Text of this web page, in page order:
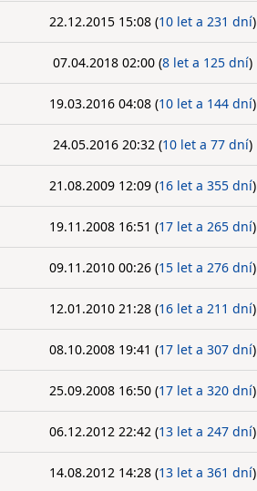
22.12.2015 15:08 (10 let a 231 dní)
07.04.2018 02:00 (8 let a 125 dní)
19.03.2016 04:08 (10 let a 144 dní)
24.05.2016 20:32 (10 let a 77 dní)
21.08.2009 12:09 (16 let a 355 dní)
19.11.2008 16:51 (17 let a 265 dní)
09.11.2010 00:26 (15 let a 276 dní)
12.01.2010 21:28 (16 let a 211 dní)
08.10.2008 19:41 (17 let a 307 dní)
25.09.2008 16:50 (17 let a 320 dní)
06.12.2012 22:42 (13 let a 247 dní)
14.08.2012 14:28 (13 let a 361 dní)